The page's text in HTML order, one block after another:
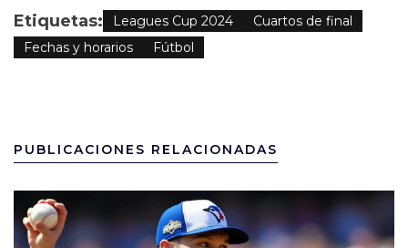
Etiquetas: Leagues Cup 2024
Cuartos de final
Fechas y horarios
Fútbol
PUBLICACIONES RELACIONADAS